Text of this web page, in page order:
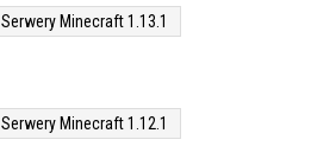
Serwery Minecraft 1.13.1
Serwery Minecraft 1.12.1